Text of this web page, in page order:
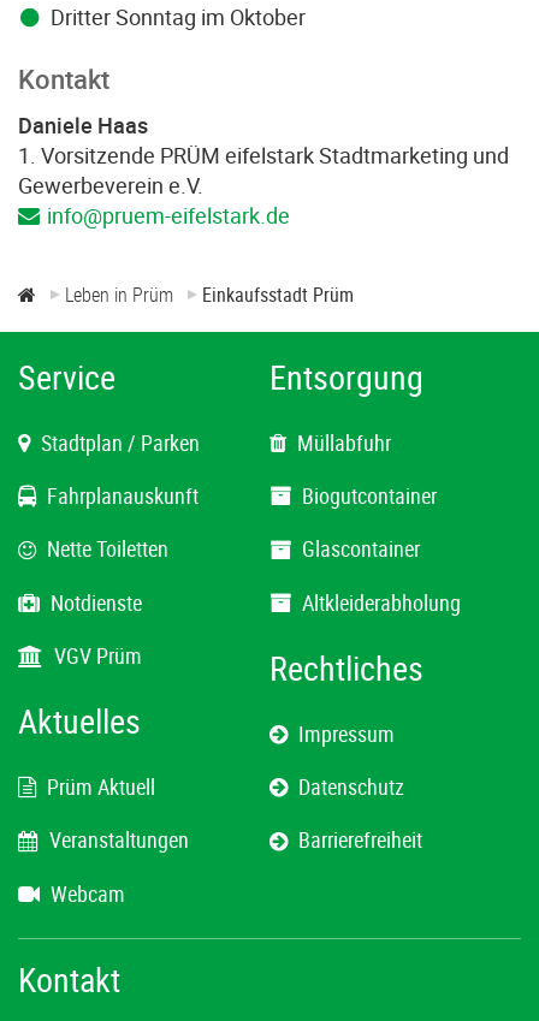
Dritter Sonntag im Oktober
Kontakt
Daniele Haas
1. Vorsitzende PRÜM eifelstark Stadtmarketing und
Gewerbeverein e.V.
info@pruem-eifelstark.de
Leben in Prüm Einkaufsstadt Prüm
Kontakt
Service
Stadtplan / Parken
Fahrplanauskunft
Nette Toiletten
Notdienste
VGV Prüm
Aktuelles
Prüm Aktuell
Veranstaltungen
Webcam
Entsorgung
Müllabfuhr
Biogutcontainer
Glascontainer
Altkleiderabholung
Rechtliches
Impressum
Datenschutz
Barrierefreiheit